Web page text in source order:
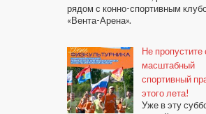
рядом с конно-спортивным
«Вента-Арена».
Не
масштабный
спортивный
этого лета!
Уже в эту